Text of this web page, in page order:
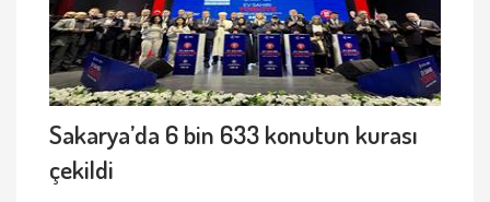
Sakarya’da 6 bin 633 konutun kurası
çekildi